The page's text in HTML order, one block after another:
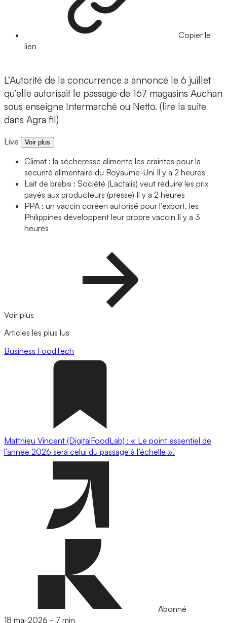
Copier le
lien
L’Autorité de la concurrence a annoncé le 6 juillet
qu’elle autorisait le passage de 167 magasins Auchan
sous enseigne Intermarché ou Netto. (lire la suite
dans Agra fil)
Live Voir plus
Climat : la sécheresse alimente les craintes pour la
sécurité alimentaire du Royaume-Uni Il y a 2 heures
Lait de brebis : Société (Lactalis) veut réduire les prix
payés aux producteurs (presse) Il y a 2 heures
PPA : un vaccin coréen autorisé pour l’export, les
Philippines développent leur propre vaccin Il y a 3
heures
Voir plus
Articles les plus lus
Business FoodTech
Matthieu Vincent (DigitalFoodLab) : « Le point essentiel de
l’année 2026 sera celui du passage à l’échelle ».
Abonné
18 mai 2026 - 7 min